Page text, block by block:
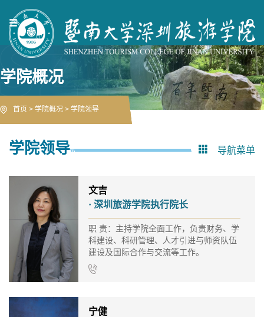
学院概况
首页 > 学院概况 > 学院领导
学院领导 导航菜单
文吉
· 深圳旅游学院执行院长
职 责：主持学院全面工作，负责财务、学
科建设、科研管理、人才引进与师资队伍
建设及国际合作与交流等工作。
宁健